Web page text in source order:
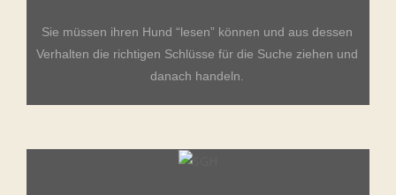
Sie müssen ihren Hund “lesen” können und aus dessen
Verhalten die richtigen Schlüsse für die Suche ziehen und
danach handeln.